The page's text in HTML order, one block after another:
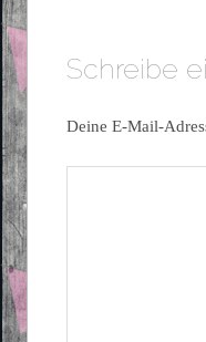
Schreibe
Deine E-Mail-